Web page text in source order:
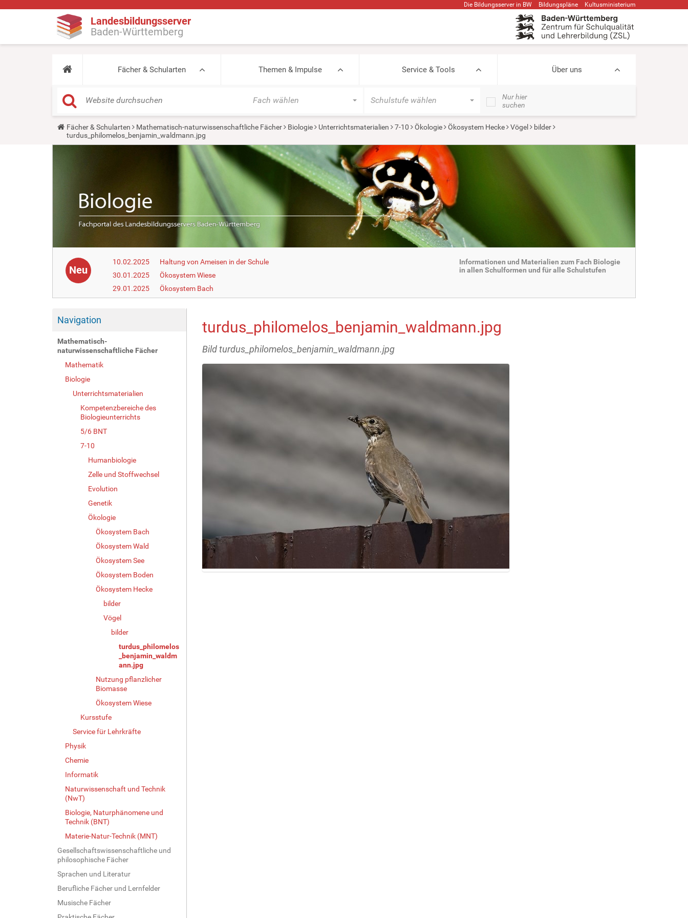
Die Bildungsserver in BW Bildungspläne Kultusministerium
Landesbildungsserver
Baden-Württemberg
Fächer & Schularten Themen & Impulse Service & Tools Über uns
Fach wählen Schulstufe wählen
Nur hier
suchen
Y
u
Fächer & Schularten Mathematisch-naturwissenschaftliche Fächer Biologie Unterrichtsmaterialien 7-10 Ökologie Ökosystem Hecke Vögel
bilder
turdus_philomelos_benjamin_waldmann.jpg
Neu
10.02.2025
Haltung von Ameisen in der Schule
30.01.2025
Ökosystem Wiese
29.01.2025
Ökosystem Bach
Informationen und Materialien zum Fach Biologie
in allen Schulformen und für alle Schulstufen
Navigation
Mathematisch-
naturwissenschaftliche Fächer
Mathematik
Biologie
Unterrichtsmaterialien
Kompetenzbereiche des
Biologieunterrichts
5/6 BNT
7-10
Humanbiologie
Zelle und Stoffwechsel
Evolution
Genetik
Ökologie
Ökosystem Bach
Ökosystem Wald
Ökosystem See
Ökosystem Boden
Ökosystem Hecke
bilder
Vögel
bilder
turdus_philomelos
_benjamin_waldm
ann.jpg
Nutzung pflanzlicher
Biomasse
Ökosystem Wiese
Kursstufe
Service für Lehrkräfte
Physik
Chemie
Informatik
Naturwissenschaft und Technik
(NwT)
Biologie, Naturphänomene und
Technik (BNT)
Materie-Natur-Technik (MNT)
Gesellschaftswissenschaftliche und
philosophische Fächer
Sprachen und Literatur
Berufliche Fächer und Lernfelder
Musische Fächer
turdus_philomelos_benjamin_waldmann.jpg
Bild turdus_philomelos_benjamin_waldmann.jpg